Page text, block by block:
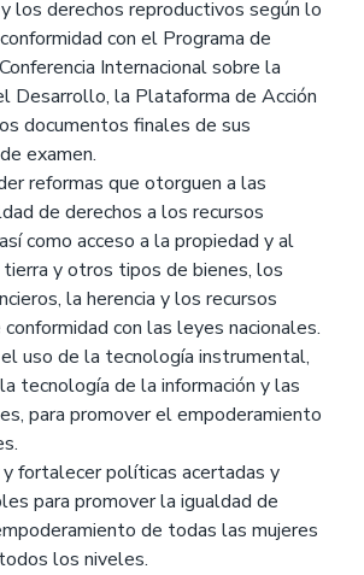
los derechos reproductivos según lo
con el Programa de
Internacional sobre la
Desarrollo, la Plataforma de Acción
documentos finales de sus
examen.
reformas que otorguen a las
de derechos a los recursos
como acceso a la propiedad y al
y otros tipos de bienes, los
la herencia y los recursos
con las leyes nacionales.
uso de la tecnología instrumental,
tecnología de la información y las
para promover el empoderamiento
fortalecer políticas acertadas y
para promover la igualdad de
de todas las mujeres
los niveles.